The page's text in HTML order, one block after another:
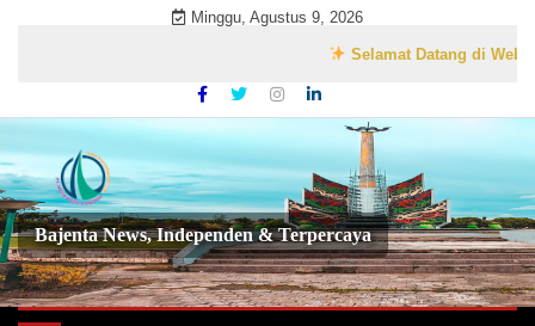
Minggu, Agustus 9, 2026
Selamat Datang di Website
Bajenta News, Independen & Terpercaya